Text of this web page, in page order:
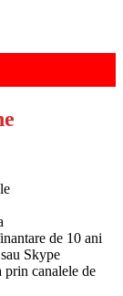
de 10 ani
Skype
prin canalele de